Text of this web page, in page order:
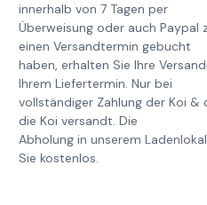
innerhalb von 7 Tagen per
Überweisung oder auch Paypal
einen Versandtermin gebucht
haben, erhalten Sie Ihre
Ihrem Liefertermin. Nur bei
vollständiger Zahlung der Koi &
die Koi versandt. Die
Abholung in unserem
Sie kostenlos.